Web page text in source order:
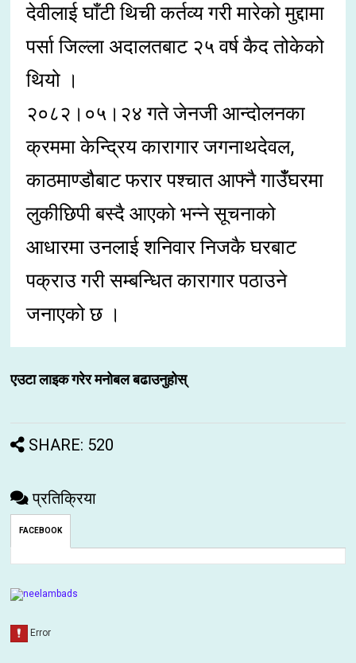
देवीलाई घाँटी थिची कर्तव्य गरी मारेको मुद्दामा
पर्सा जिल्ला अदालतबाट २५ वर्ष कैद तोकेको
थियो ।
२०८२।०५।२४ गते जेनजी आन्दोलनका
क्रममा केन्द्रिय कारागार जगनाथदेवल,
काठमाण्डौबाट फरार पश्चात आफ्नै गाउँँघरमा
लुकीछिपी बस्दै आएको भन्ने सूचनाको
आधारमा उनलाई शनिवार निजकै घरबाट
पक्राउ गरी सम्बन्धित कारागार पठाउने
जनाएको छ ।
एउटा लाइक गरेर मनोबल बढाउनुहोस्
SHARE: 520
प्रतिक्रिया
FACEBOOK